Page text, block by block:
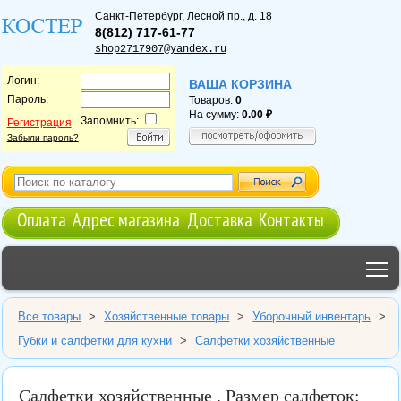
Санкт-Петербург, Лесной пр., д. 18
8(812) 717-61-77
shop2717907@yandex.ru
Логин:
Пароль:
Регистрация
Забыли пароль?
Запомнить:
ВАША КОРЗИНА
Товаров: 0
На сумму: 0.00
Оплата Адрес магазина Доставка Контакты
Все товары > Хозяйственные товары > Уборочный инвентарь
>
Губки и салфетки для кухни
> Салфетки хозяйственные
Салфетки хозяйственные . Размер салфеток: